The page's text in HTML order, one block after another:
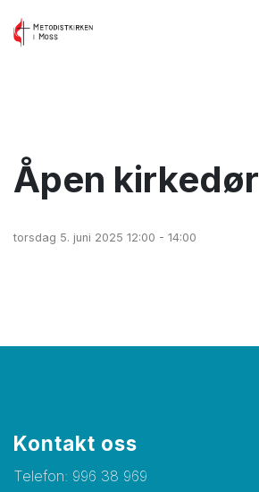
Åpen kirkedør
torsdag 5. juni 2025 12:00 - 14:00
Kontakt oss
Telefon: 996 38 969